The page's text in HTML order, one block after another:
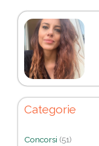
Categorie
Concorsi (51)